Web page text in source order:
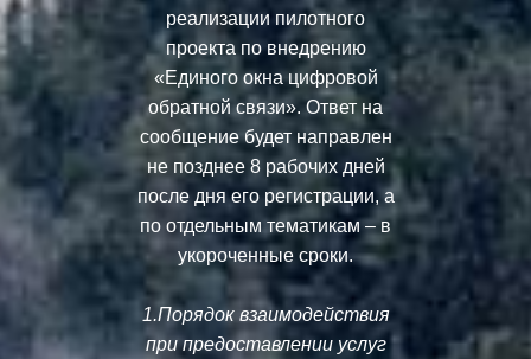
реализации пилотного
проекта по внедрению
«Единого окна цифровой
обратной связи». Ответ на
сообщение будет направлен
не позднее 8 рабочих дней
после дня его регистрации, а
по отдельным тематикам – в
укороченные сроки.
1.Порядок взаимодействия
при предоставлении услуг